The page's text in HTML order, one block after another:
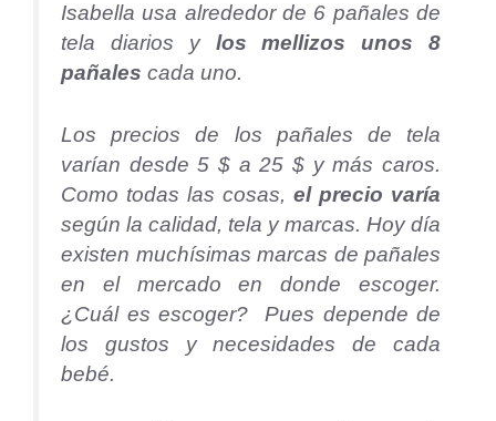
Isabella usa alrededor de 6 pañales de
tela diarios y los mellizos unos 8
pañales cada uno.
Los precios de los pañales de tela
varían desde 5 $ a 25 $ y más caros.
Como todas las cosas, el precio varía
según la calidad, tela y marcas. Hoy día
existen muchísimas marcas de pañales
en el mercado en donde escoger.
¿Cuál es escoger? Pues depende de
los gustos y necesidades de cada
bebé.